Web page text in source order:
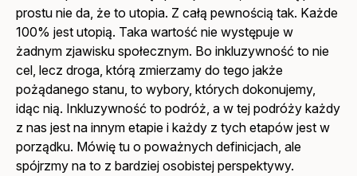
prostu nie da, że to utopia. Z całą pewnością tak. Każde
100% jest utopią. Taka wartość nie występuje w
żadnym zjawisku społecznym. Bo inkluzywność to nie
cel, lecz droga, którą zmierzamy do tego jakże
pożądanego stanu, to wybory, których dokonujemy,
idąc nią. Inkluzywność to podróż, a w tej podróży każdy
z nas jest na innym etapie i każdy z tych etapów jest w
porządku. Mówię tu o poważnych definicjach, ale
spójrzmy na to z bardziej osobistej perspektywy.